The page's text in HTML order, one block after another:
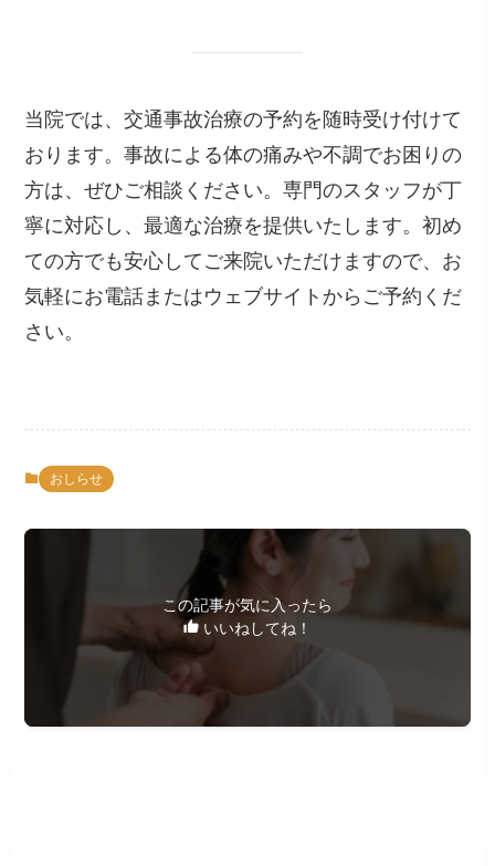
当院では、交通事故治療の予約を随時受け付けて
おります。事故による体の痛みや不調でお困りの
方は、ぜひご相談ください。専門のスタッフが丁
寧に対応し、最適な治療を提供いたします。初め
ての方でも安心してご来院いただけますので、お
気軽にお電話またはウェブサイトからご予約くだ
さい。
おしらせ
この記事が気に入ったら
いいねしてね！